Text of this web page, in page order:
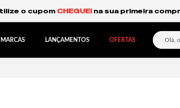
Frete Grátis Expresso para o Sul e São Paulo.
MARCAS LANÇAMENTOS OFERTAS